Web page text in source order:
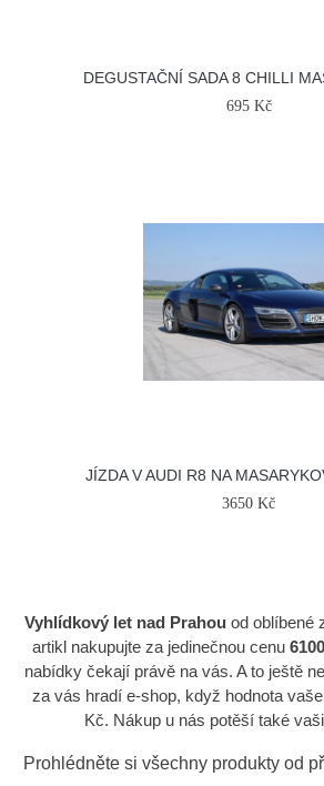
DEGUSTAČNÍ SADA 8 CHILLI
695 Kč
JÍZDA V AUDI R8 NA
3650 Kč
Vyhlídkový let nad Prahou od oblíbené
artikl nakupujte za jedinečnou cenu
nabídky čekají právě na vás. A to ještě
za vás hradí e-shop, když hodnota
Kč. Nákup u nás potěší také
Prohlédněte si všechny produkty od